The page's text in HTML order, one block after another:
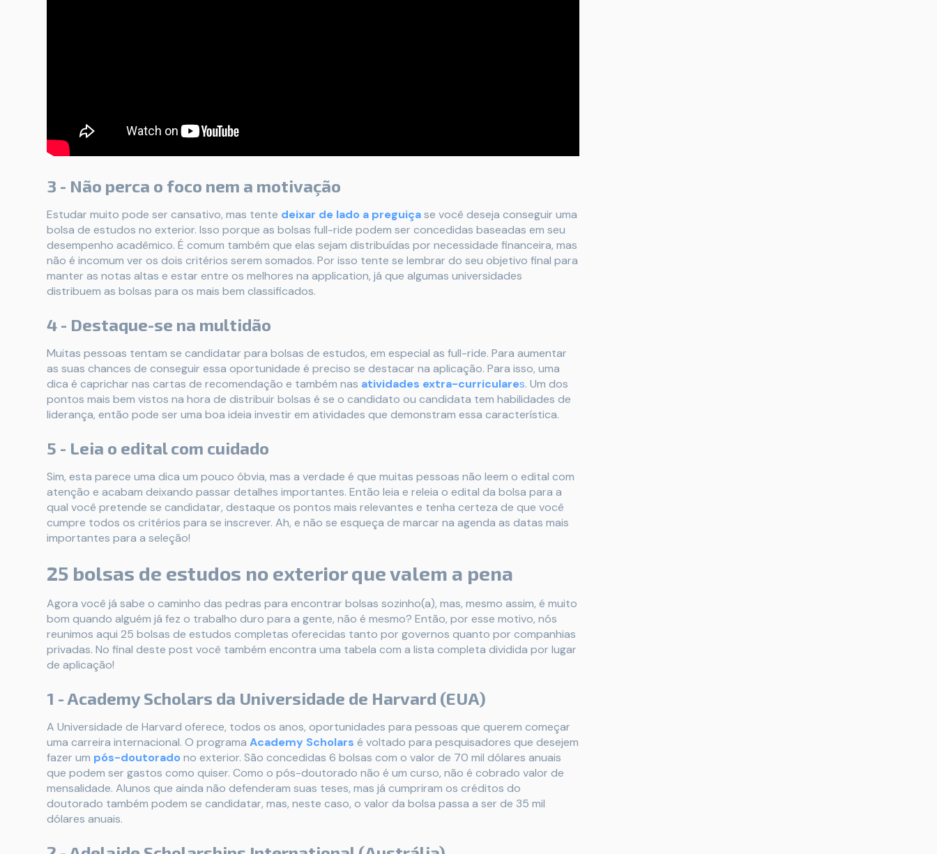
3 - Não perca o foco nem a motivação
Estudar muito pode ser cansativo, mas tente deixar de lado a preguiçase você deseja conseguir uma
bolsa de estudos no exterior. Isso porque as bolsas full-ride podem ser concedidas baseadas em seu
desempenho acadêmico. É comum também que elas sejam distribuídas por necessidade financeira, mas
não é incomum ver os dois critérios serem somados. Por isso tente se lembrar do seu objetivo final para
manter as notas altas e estar entre os melhores na application, já que algumas universidades
distribuem as bolsas para os mais bem classificados.
4 - Destaque-se na multidão
Muitas pessoas tentam se candidatar para bolsas de estudos, em especial as full-ride. Para aumentar
as suas chances de conseguir essa oportunidade é preciso se destacar na aplicação. Para isso, uma
dica é caprichar nas cartas de recomendação e também nas atividades extra-curriculares. Um dos
pontos mais bem vistos na hora de distribuir bolsas é se o candidato ou candidata tem habilidades de
liderança, então pode ser uma boa ideia investir em atividades que demonstram essa característica.
5 - Leia o edital com cuidado
Sim, esta parece uma dica um pouco óbvia, mas a verdade é que muitas pessoas não leem o edital com
atenção e acabam deixando passar detalhes importantes. Então leia e releia o edital da bolsa para a
qual você pretende se candidatar, destaque os pontos mais relevantes e tenha certeza de que você
cumpre todos os critérios para se inscrever. Ah, e não se esqueça de marcar na agenda as datas mais
importantes para a seleção!
25 bolsas de estudos no exterior que valem a pena
Agora você já sabe o caminho das pedras para encontrar bolsas sozinho(a), mas, mesmo assim, é muito
bom quando alguém já fez o trabalho duro para a gente, não é mesmo? Então, por esse motivo, nós
reunimos aqui 25 bolsas de estudos completas oferecidas tanto por governos quanto por companhias
privadas. No final deste post você também encontra uma tabela com a lista completa dividida por lugar
de aplicação!
1 - Academy Scholars da Universidade de Harvard (EUA)
A Universidade de Harvard oferece, todos os anos, oportunidades para pessoas que querem começar
uma carreira internacional. O programa Academy Scholars é voltado para pesquisadores que desejem
fazer um pós-doutorado no exterior. São concedidas 6 bolsas com o valor de 70 mil dólares anuais
que podem ser gastos como quiser. Como o pós-doutorado não é um curso, não é cobrado valor de
mensalidade. Alunos que ainda não defenderam suas teses, mas já cumpriram os créditos do
doutorado também podem se candidatar, mas, neste caso, o valor da bolsa passa a ser de 35 mil
dólares anuais.